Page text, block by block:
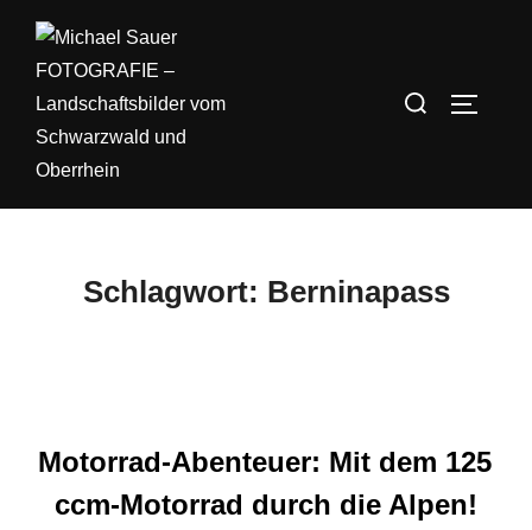
springen
Suchen
Schlagwort: Berninapass
Motorrad-Abenteuer: Mit dem 125
ccm-Motorrad durch die Alpen!